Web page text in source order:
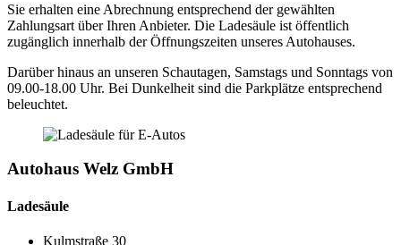
Sie erhalten eine Abrechnung entsprechend der gewählten
Zahlungsart über Ihren Anbieter. Die Ladesäule ist öffentlich
zugänglich innerhalb der Öffnungszeiten unseres Autohauses.
Darüber hinaus an unseren Schautagen, Samstags und Sonntags von
09.00-18.00 Uhr. Bei Dunkelheit sind die Parkplätze entsprechend
beleuchtet.
Autohaus Welz GmbH
Ladesäule
Kulmstraße 30